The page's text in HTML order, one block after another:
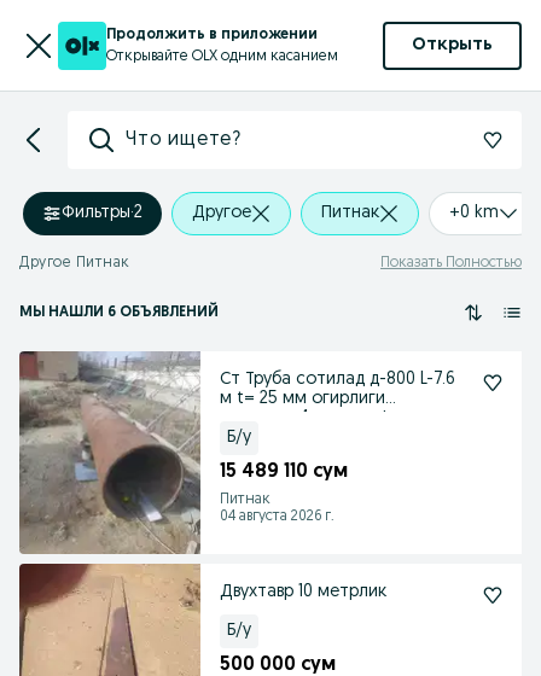
Продолжить в приложении
Открывайте OLX одним касанием
Открыть
Что ищете?
Фильтры·2 Другое Питнак +0 km
Другое Питнак Показать Полностью
МЫ НАШЛИ 6 ОБЪЯВЛЕНИЙ
Ст Труба сотилад д-800 L-7.6
м t= 25 мм огирлиги
Б/у
15 489 110 сум
Питнак
04 августа 2026 г.
Двухтавр 10 метрлик
Б/у
500 000 сум